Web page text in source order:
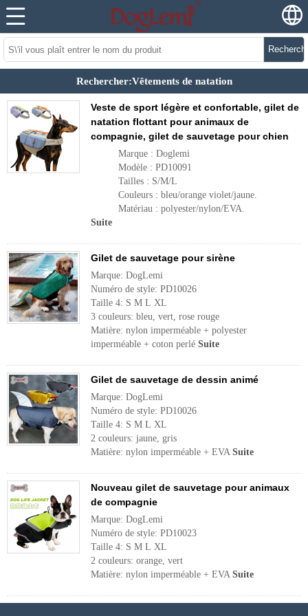
Rechercher:Vêtements de natation
Veste de sport légère et confortable, gilet de
natation flottant pour animaux de
compagnie, gilet de sauvetage pour chien
Marque : Doglemi
Modèle : PD10091
Tailles : S/M/L
Couleurs : bleu/orange violet/jaune.
Matériau : polyester/nylon/EVA.
Suite
Gilet de sauvetage pour sirène
Marque: DogLemi
Numéro de style: PD10026
Taille 4: S M L XL
3 couleurs: bleu, vert, rose rouge
Matière: nylon imperméable + polyester
imperméable + coton perlé Suite
Gilet de sauvetage de dessin animé
Marque: DogLemi
Numéro de style: PD10026
Taille 4: S M L XL
2 couleurs: jaune, gris
Matière: nylon imperméable + EVA Suite
Nouveau gilet de sauvetage pour animaux
de compagnie
Marque: DogLemi
Numéro de style: PD10023
Taille 4: S M L XL
2 couleurs: orange, vert
Matière: nylon imperméable + EVA Suite